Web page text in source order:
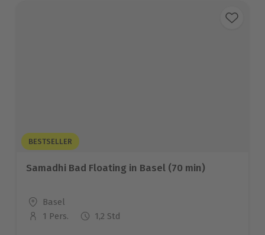
BESTSELLER
Samadhi Bad Floating in Basel (70 min)
Standort
Basel
Anzahl der Teilnehmer
1 Pers. 1,2 Std